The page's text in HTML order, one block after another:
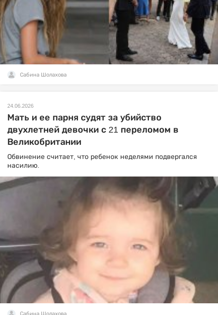
Сабина Шолахова
24.06.2026
Мать и ее парня судят за убийство
двухлетней девочки с 21 переломом в
Великобритании
Обвинение считает, что ребенок неделями подвергался
насилию.
Сабина Шолахова